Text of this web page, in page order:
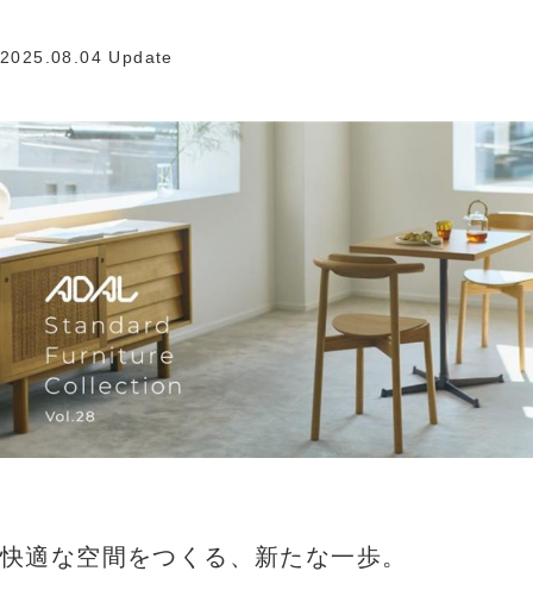
2025.08.04 Update
快適な空間をつくる、新たな一歩。